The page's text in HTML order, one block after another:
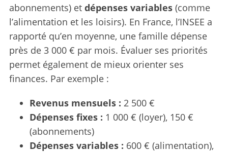
abonnements) et dépenses variables(comme
l’alimentation et les loisirs). En France, l’INSEE a
rapporté qu’en moyenne, une famille dépense
près de 3 000 € par mois. Évaluer ses priorités
permet également de mieux orienter ses
finances. Par exemple :
Revenus mensuels : 2 500 €
Dépenses fixes : 1 000 € (loyer), 150 €
(abonnements)
Dépenses variables : 600 € (alimentation),